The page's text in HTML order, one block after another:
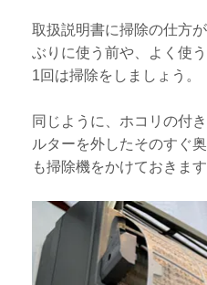
取扱説明書に掃除の仕方
ぶりに使う前や、よく使
1回は掃除をしましょう。
同じように、ホコリの付
ルターを外したそのすぐ
も掃除機をかけておきます